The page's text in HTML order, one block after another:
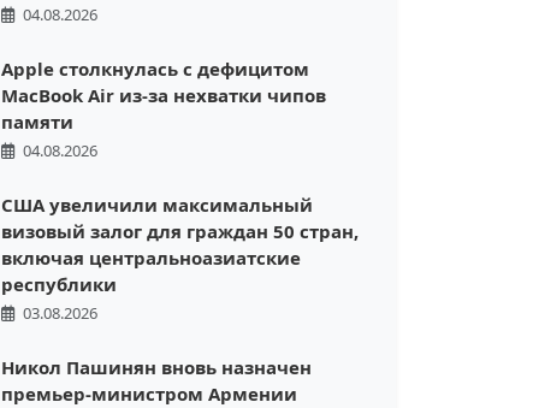
04.08.2026
Apple столкнулась с дефицитом
MacBook Air из-за нехватки чипов
памяти
04.08.2026
США увеличили максимальный
визовый залог для граждан 50 стран,
включая центральноазиатские
республики
03.08.2026
Никол Пашинян вновь назначен
премьер-министром Армении